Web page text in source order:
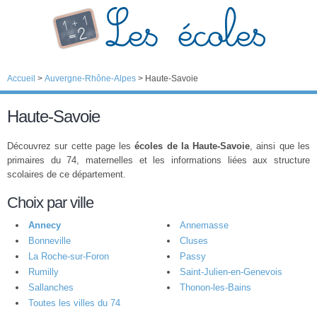
Accueil > Auvergne-Rhône-Alpes > Haute-Savoie
Haute-Savoie
Découvrez sur cette page lesécoles de la Haute-Savoie, ainsi que les
primaires du 74, maternelles et les informations liées aux structure
scolaires de ce département.
Choix par ville
Annecy
Annemasse
Bonneville
Cluses
La Roche-sur-Foron
Passy
Rumilly
Saint-Julien-en-Genevois
Sallanches
Thonon-les-Bains
Toutes les villes du 74